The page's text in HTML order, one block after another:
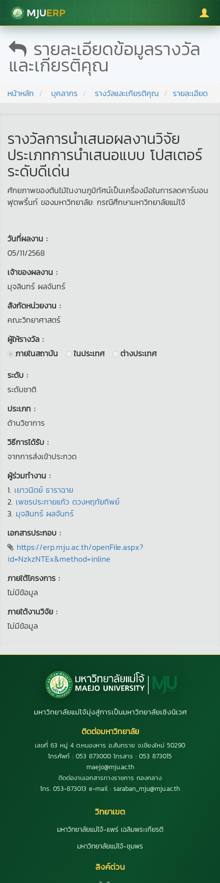
มหาวิทยาลัยแม่โจ้
รายละเอียดข้อมูลรางวัล
และเกียรติคุณ
หน้าหลัก บุคลากร รางวัลและเกียรติคุณ รายละเอียด
รางวัลการนําเสนอผลงานวิจัย
ประเภทการนําเสนอแบบ โปสเตอร์
ระดับดีเด่น
ศักยภาพของต้นไม้ในงานภูมิทัศน์เป็นเครื่องมือในการลดคาร์บอน
ฟุตพริ้นท์ ของมหาวิทยาลัย: กรณีศึกษามหาวิทยาลัยแม่โจ้
วันที่ผลงาน :
05/11/2568
เจ้าของผลงาน :
มุจลินทร์ ผลจันทร์
สังกัดหน่วยงาน :
คณะวิทยาศาสตร์
ผู้ให้รางวัล :
ภายในสถาบัน
ในประเทศ
ต่างประเทศ
ระดับ :
ระดับชาติ
ประเภท :
ด้านวิชาการ
วิธีการได้รับ :
จากการส่งเข้าประกวด
ผู้ร่วมทำงาน :
1. เยาวนิตย์ ธาราฉาย
2. เพชรประกายแก้ว ดวงหฤทัยทิพย์
3. มุจลินทร์ ผลจันทร์
เอกสารประกอบ :
https://erp.mju.ac.th/openFile.aspx?
id=NzkzNTEx&method=inline
ภายใต้โครงการ :
ไม่มีข้อมูล
ภายใต้งานวิจัย :
ไม่มีข้อมูล
มหาวิทยาลัยแม่โจ้มุ่งสู่การเป็นมหาวิทยาลัยเชิงนิเวศ
ติดต่อมหาวิทยาลัย
เลขที่ 63 หมู่ 4 ต.หนองหาร อ.สันทราย จ.เชียงใหม่ 50290
โทรศัพท์ : 053 873000 โทรสาร : 053 873015
maejo@mju.ac.th
ติดต่องานเอกสารทางราชการ กองกลาง
โทร. 053-873013 e-mail : saraban_mju@mju.ac.th
วิทยาเขต
มหาวิทยาลัยแม่โจ้-แพร่ เฉลิมพระเกียรติ
มหาวิทยาลัยแม่โจ้-ชุมพร
ลิงค์ด่วน